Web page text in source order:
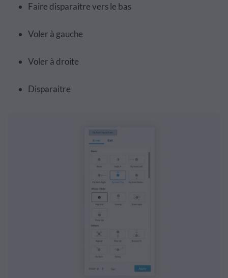
Faire disparaitre vers le bas
Voler à gauche
Voler à droite
Disparaitre